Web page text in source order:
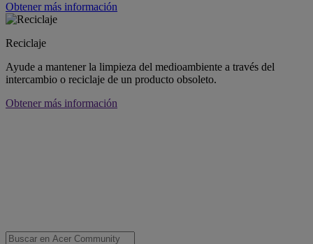
Obtener más información
Reciclaje
Ayude a mantener la limpieza del medioambiente a través del
intercambio o reciclaje de un producto obsoleto.
Obtener más información